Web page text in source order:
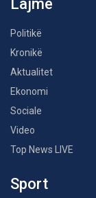
Lajme
Politikë
Kronikë
Aktualitet
Ekonomi
Sociale
Video
Top News LIVE
Sport